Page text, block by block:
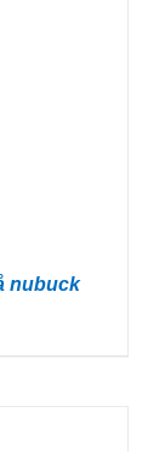
nubuck